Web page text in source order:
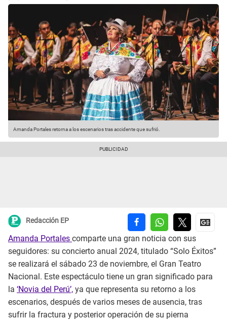
Amanda Portales retorna a los escenarios tras accidente que sufrió.
Redacción EP
Amanda Portales comparte una gran noticia con sus
seguidores: su concierto anual 2024, titulado “Solo Éxitos”
se realizará el sábado 23 de noviembre, el Gran Teatro
Nacional. Este espectáculo tiene un gran significado para
la ‘Novia del Perú’, ya que representa su retorno a los
escenarios, después de varios meses de ausencia, tras
sufrir la fractura y posterior operación de su pierna